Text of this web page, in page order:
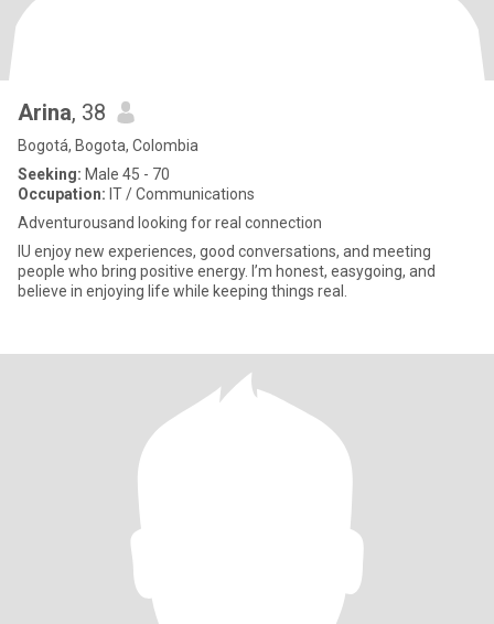
Arina, 38
Bogotá, Bogota, Colombia
Seeking: Male 45 - 70
Occupation: IT / Communications
Adventurousand looking for real connection
IU enjoy new experiences, good conversations, and meeting
people who bring positive energy. I’m honest, easygoing, and
believe in enjoying life while keeping things real.